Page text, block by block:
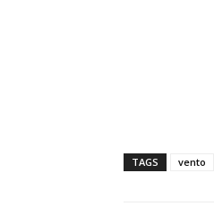
TAGS vento